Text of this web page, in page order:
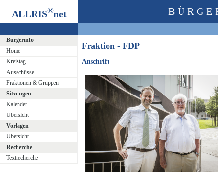
ALLRIS®net
Bürgerinfo
Home
Kreistag
Ausschüsse
Fraktionen & Gruppen
Sitzungen
Kalender
Übersicht
Vorlagen
Übersicht
Recherche
Textrecherche
Fraktion - FDP
Anschrift